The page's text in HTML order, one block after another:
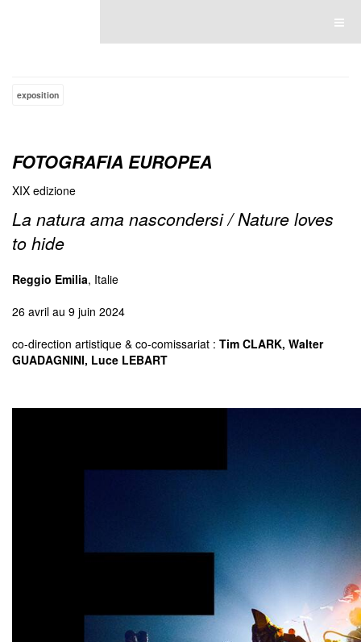
exposition
FOTOGRAFIA EUROPEA
XIX edizione
La natura ama nascondersi /Nature loves
to hide
Reggio Emilia, Italie
26 avril au 9 juin 2024
co-direction artistique & co-comissariat : Tim CLARK, Walter
GUADAGNINI, Luce LEBART